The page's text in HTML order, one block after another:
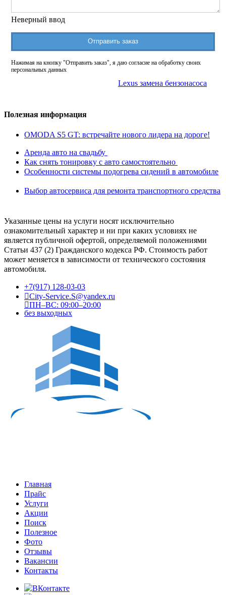
Неверный ввод
Отправить заказ
Нажимая на кнопку "Отправить заказ", я даю согласие на обработку своих
персональных данных
Lexus замена бензонасоса
Полезная информация
OMODA S5 GT: встречайте нового лидера на дороге!
Аренда авто на свадьбу
Как снять тонировку с авто самостоятельно
Особенности системы подогрева сидений в автомобиле
Выбор автосервиса для ремонта транспортного средства
Указанные цены на услуги носят исключительно
ознакомительный характер и ни при каких условиях не
является публичной офертой, определяемой положениями
Статьи 437 (2) Гражданского кодекса РФ. Стоимость работ
может меняется в зависимости от технического состояния
автомобиля.
+7(917) 128-03-03
City-Service.S@yandex.ru
ПН–ВС: 09:00–20:00
без выходных
Главная
Прайс
Услуги
Акции
Поиск
Полезное
Фото
Отзывы
Вакансии
Контакты